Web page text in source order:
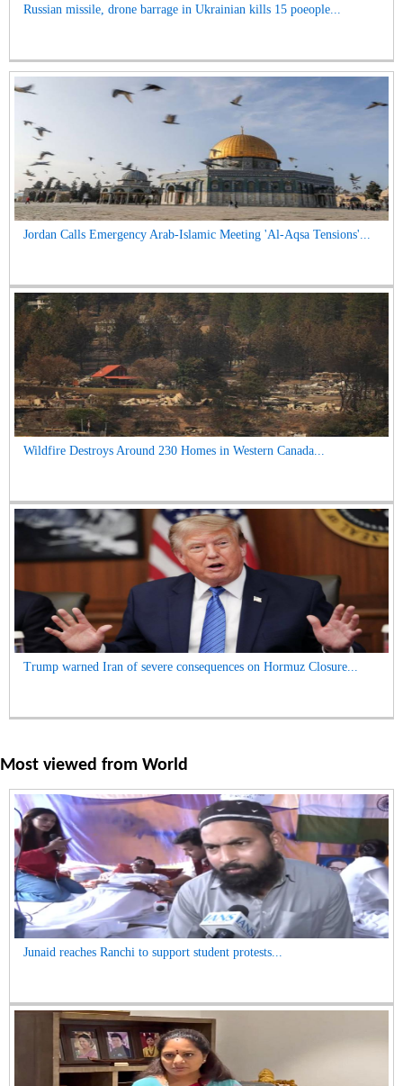
Russian missile, drone barrage in Ukrainian kills 15 poeople...
Jordan Calls Emergency Arab-Islamic Meeting 'Al-Aqsa Tensions'...
Wildfire Destroys Around 230 Homes in Western Canada...
Trump warned Iran of severe consequences on Hormuz Closure...
Most viewed from World
Junaid reaches Ranchi to support student protests...